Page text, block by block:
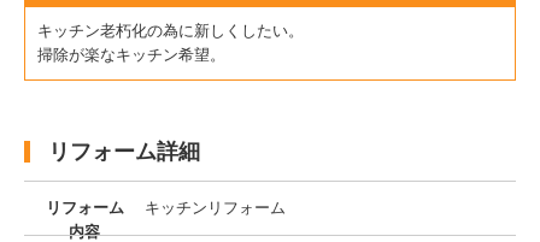
キッチン老朽化の為に新しくしたい。
掃除が楽なキッチン希望。
リフォーム詳細
リフォーム
内容
キッチンリフォーム